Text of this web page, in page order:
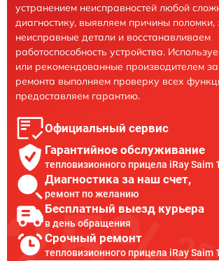
устранением неисправностей любой
диагностику, выявляем причины поломки,
неисправные детали и восстанавливаем
работоспособность устройства.
или рекомендованные производителем
ремонта выполняем проверку всех
предоставляем гарантию.
Официальный сервис
Гарантийное обслуживание
тепловизионного прицела iRay Saim
Диагностика за наш счет,
ремонт по желанию
Бесплатный выезд курьера
в день обращения
Срочный ремонт
тепловизионного прицела iRay Saim